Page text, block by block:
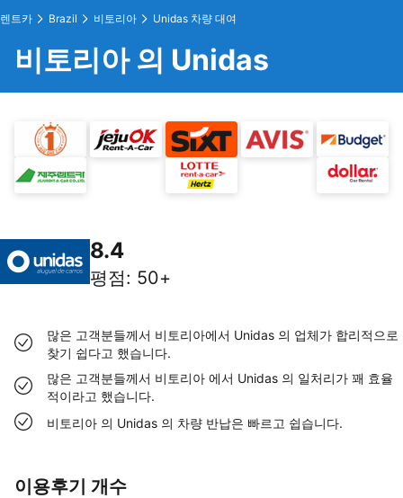
렌트카 Brazil 비토리아 Unidas 차량 대여
비토리아 의 Unidas
8.4
평점: 50+
많은 고객분들께서 비토리아에서 Unidas 의 업체가 합리적으로
찾기 쉽다고 했습니다.
많은 고객분들께서 비토리아 에서 Unidas 의 일처리가 꽤 효율
적이라고 했습니다.
비토리아 의 Unidas 의 차량 반납은 빠르고 쉽습니다.
이용후기 개수